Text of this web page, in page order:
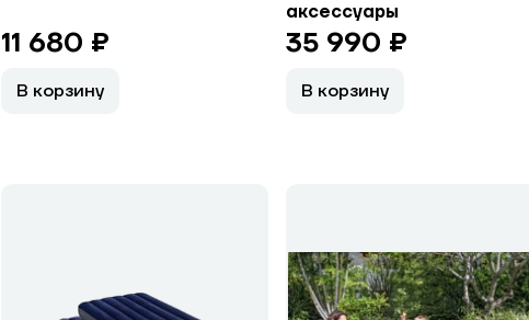
11 680 ₽
В корзину
аксессуары
35 990 ₽
В корзину